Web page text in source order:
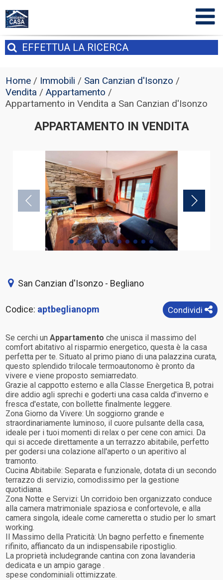
EFFETTUA LA RICERCA
Home / Immobili / San Canzian d'Isonzo /
Vendita /Appartamento /
Appartamento in Vendita a San Canzian d'Isonzo
APPARTAMENTO IN VENDITA
San Canzian d'Isonzo - Begliano
Condividi
Codice: aptbeglianopm
Se cerchi unAppartamento che unisca il massimo del
comfort abitativo al risparmio energetico, questa è la casa
perfetta per te. Situato al primo piano di una palazzina curata,
questo splendido trilocale termoautonomo è pronto da
vivere e viene proposto semiarredato.
Grazie al cappotto esterno e alla Classe Energetica B, potrai
dire addio agli sprechi e goderti una casa calda d'inverno e
fresca d'estate, con bollette finalmente leggere.
Zona Giorno da Vivere: Un soggiorno grande e
straordinariamente luminoso, il cuore pulsante della casa,
ideale per i tuoi momenti di relax o per cene con amici. Da
qui si accede direttamente a un terrazzo abitabile, perfetto
per godersi una colazione all'aperto o un aperitivo al
tramonto.
Cucina Abitabile: Separata e funzionale, dotata di un secondo
terrazzo di servizio, comodissimo per la gestione
quotidiana.
Zona Notte e Servizi: Un corridoio ben organizzato conduce
alla camera matrimoniale spaziosa e confortevole, e alla
camera singola, ideale come cameretta o studio per lo smart
working.
Il Massimo della Praticità: Un bagno perfetto e finemente
rifinito, affiancato da un indispensabile ripostiglio.
La proprietà includegrande cantina con zona lavanderia
dedicata e un ampio garage .
spese condominiali ottimizzate.